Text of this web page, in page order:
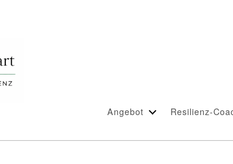
Angebot Resilienz-